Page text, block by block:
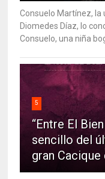
Consuelo Martínez, la
Diomedes Díaz, lo
Consuelo, una niña
5
“Entre El
sencillo del
gran